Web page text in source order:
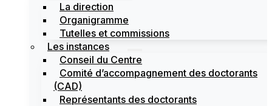
La direction
Organigramme
Tutelles et commissions
Les instances
Conseil du Centre
Comité d’accompagnement des doctorants
(CAD)
Représentants des doctorants